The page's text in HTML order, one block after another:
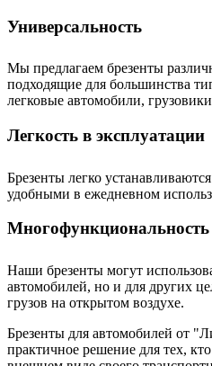
Универсальность
Мы предлагаем брезенты
подходящие для большинства
легковые автомобили,
Легкость в эксплуатации
Брезенты легко
удобными в ежедневном
Многофункциональность
Наши брезенты могут
автомобилей, но и для других
грузов на открытом воздухе.
Брезенты для автомобилей от
практичное решение для тех,